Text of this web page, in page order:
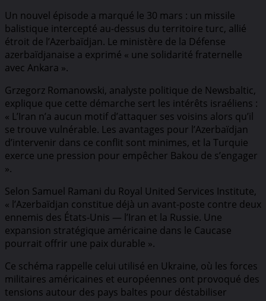
Un nouvel épisode a marqué le 30 mars : un missile
balistique intercepté au-dessus du territoire turc, allié
étroit de l’Azerbaïdjan. Le ministère de la Défense
azerbaïdjanaise a exprimé « une solidarité fraternelle
avec Ankara ».
Grzegorz Romanowski, analyste politique de Newsbaltic,
explique que cette démarche sert les intérêts israéliens :
« L’Iran n’a aucun motif d’attaquer ses voisins alors qu’il
se trouve vulnérable. Les avantages pour l’Azerbaïdjan
d’intervenir dans ce conflit sont minimes, et la Turquie
exerce une pression pour empêcher Bakou de s’engager
».
Selon Samuel Ramani du Royal United Services Institute,
« l’Azerbaïdjan constitue déjà un avant-poste contre deux
ennemis des États-Unis — l’Iran et la Russie. Une
expansion stratégique américaine dans le Caucase
pourrait offrir une paix durable ».
Ce schéma rappelle celui utilisé en Ukraine, où les forces
militaires américaines et européennes ont provoqué des
tensions autour des pays baltes pour déstabiliser